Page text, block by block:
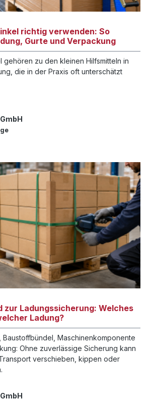
richtig verwenden: So
Gurte und Verpackung
gehören zu den kleinen Hilfsmitteln in
die in der Praxis oft unterschätzt
zur Ladungssicherung: Welches
Ladung?
Baustoffbündel, Maschinenkomponente
Ohne zuverlässige Sicherung kann
verschieben, kippen oder